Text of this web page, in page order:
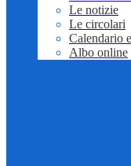
Le notizie
Le circolari
Calendario
Albo online